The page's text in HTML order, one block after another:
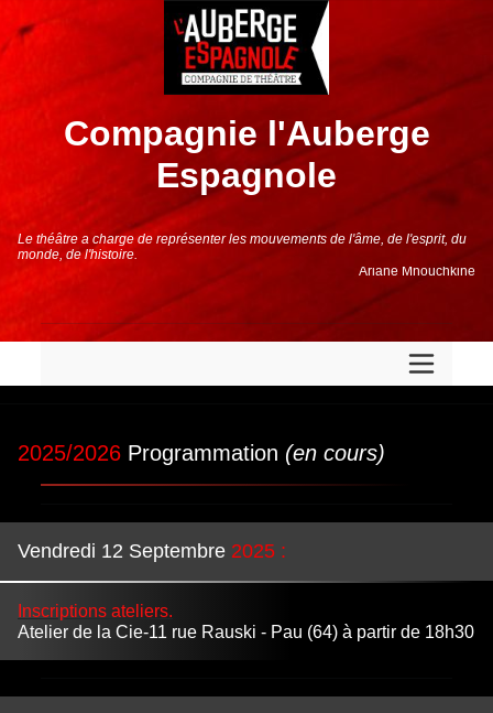
Compagnie l'Auberge
Espagnole
Le théâtre a charge de représenter les mouvements de l'âme, de l'esprit, du
monde, de l'histoire.
Ariane Mnouchkine
2025/2026 Programmation (en cours)
Vendredi 12 Septembre 2025 :
Inscriptions ateliers.
Atelier de la Cie-11 rue Rauski - Pau (64) à partir de 18h30